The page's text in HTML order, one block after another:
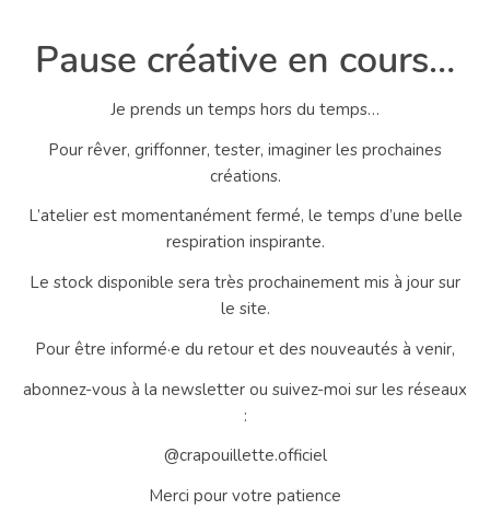
Pause créative en cours…
Je prends un temps hors du temps…
Pour rêver, griffonner, tester, imaginer les prochaines
créations.
L’atelier est momentanément fermé, le temps d’une belle
respiration inspirante.
Le stock disponible sera très prochainement mis à jour sur
le site.
Pour être informé·e du retour et des nouveautés à venir,
abonnez-vous à la newsletter ou suivez-moi sur les réseaux
:
@crapouillette.officiel
Merci pour votre patience